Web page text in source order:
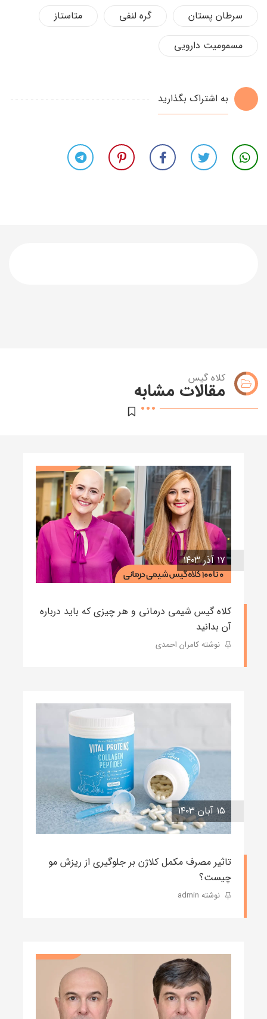
سرطان پستان
گره لنفی
متاستاز
مسمومیت دارویی
به اشتراک بگذارید
کلاه گیس
مقالات مشابه
۱۷ آذر ۱۴۰۳
کلاه گیس شیمی درمانی و هر چیزی که باید درباره
آن بدانید
نوشته کامران احمدی
۱۵ آبان ۱۴۰۳
تاثیر مصرف مکمل کلاژن بر جلوگیری از ریزش مو
چیست؟
نوشته admin